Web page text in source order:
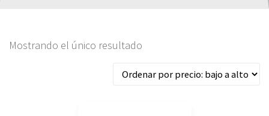
Mostrando el único resultado